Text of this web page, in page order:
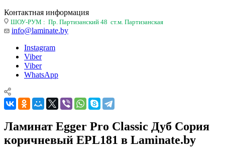
Контактная информация
ШОУ-РУМ : Пр. Партизанский 48 ст.м. Партизанская
info@laminate.by
Instagram
Viber
Viber
WhatsApp
Ламинат Egger Pro Classic Дуб Сория
коричневый EPL181 в Laminate.by